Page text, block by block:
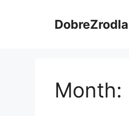
DobreZrodla
Month: